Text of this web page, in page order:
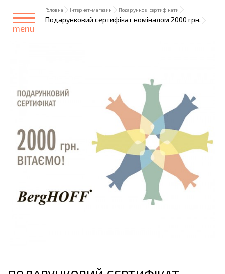
menu
Головна Інтернет-магазин Подарункові сертифікати
Подарунковий сертифікат номіналом 2000 грн.